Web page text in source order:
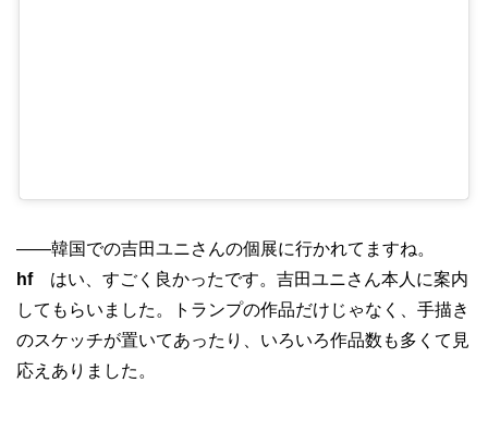
——韓国での吉田ユニさんの個展に行かれてますね。
hfはい、すごく良かったです。吉田ユニさん本人に案内
してもらいました。トランプの作品だけじゃなく、手描き
のスケッチが置いてあったり、いろいろ作品数も多くて見
応えありました。